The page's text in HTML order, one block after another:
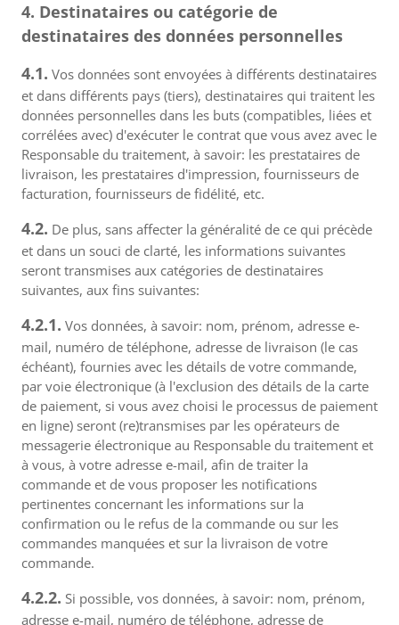
4. Destinataires ou catégorie de
destinataires des données personnelles
4.1. Vos données sont envoyées à différents destinataires
et dans différents pays (tiers), destinataires qui traitent les
données personnelles dans les buts (compatibles, liées et
corrélées avec) d'exécuter le contrat que vous avez avec le
Responsable du traitement, à savoir: les prestataires de
livraison, les prestataires d'impression, fournisseurs de
facturation, fournisseurs de fidélité, etc.
4.2. De plus, sans affecter la généralité de ce qui précède
et dans un souci de clarté, les informations suivantes
seront transmises aux catégories de destinataires
suivantes, aux fins suivantes:
4.2.1. Vos données, à savoir: nom, prénom, adresse e-
mail, numéro de téléphone, adresse de livraison (le cas
échéant), fournies avec les détails de votre commande,
par voie électronique (à l'exclusion des détails de la carte
de paiement, si vous avez choisi le processus de paiement
en ligne) seront (re)transmises par les opérateurs de
messagerie électronique au Responsable du traitement et
à vous, à votre adresse e-mail, afin de traiter la
commande et de vous proposer les notifications
pertinentes concernant les informations sur la
confirmation ou le refus de la commande ou sur les
commandes manquées et sur la livraison de votre
commande.
4.2.2. Si possible, vos données, à savoir: nom, prénom,
adresse e-mail, numéro de téléphone, adresse de